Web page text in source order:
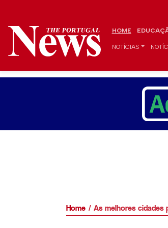
HOME
NOTÍCIAS
Home As melhores cidades